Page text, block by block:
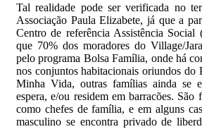
Tal realidade pode ser verificada no
Associação Paula Elizabete, já que a
Centro de referência Assistência Social
que 70% dos moradores do Village/
pelo programa Bolsa Família, onde há
nos conjuntos habitacionais oriundos do
Minha Vida, outras famílias ainda se
espera, e/ou residem em barracões. São
como chefes de família, e em alguns
masculino se encontra privado de